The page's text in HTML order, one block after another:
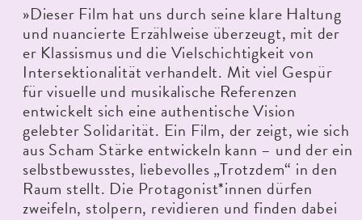
»Dieser Film hat uns durch seine klare Haltung
und nuancierte Erzählweise überzeugt, mit der
er Klassismus und die Vielschichtigkeit von
Intersektionalität verhandelt. Mit viel Gespür
für visuelle und musikalische Referenzen
entwickelt sich eine authentische Vision
gelebter Solidarität. Ein Film, der zeigt, wie sich
aus Scham Stärke entwickeln kann – und der ein
selbstbewusstes, liebevolles „Trotzdem“ in den
Raum stellt. Die Protagonist*innen dürfen
zweifeln, stolpern, revidieren und finden dabei